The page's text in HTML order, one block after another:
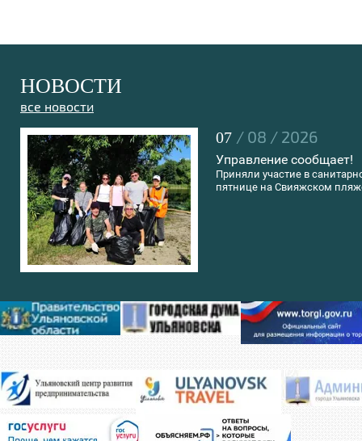
НОВОСТИ
все новости
07 / 08 / 2026
Управление сообщает!
Приняли участие в
пятнице на Свияжском